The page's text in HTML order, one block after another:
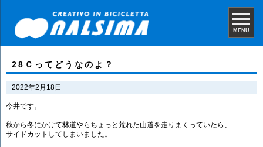
MENU
28Ｃってどうなのよ？
2022年2月18日
今井です。
秋から冬にかけて林道やらちょっと荒れた山道を走りまくっていたら、
サイドカットしてしまいました。